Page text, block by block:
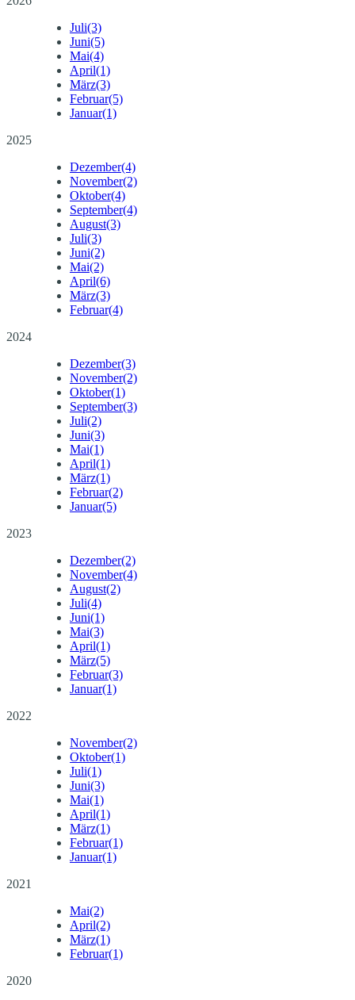
Juli(3)
Juni(5)
Mai(4)
April(1)
März(3)
Februar(5)
Januar(1)
2025
Dezember(4)
November(2)
Oktober(4)
September(4)
August(3)
Juli(3)
Juni(2)
Mai(2)
April(6)
März(3)
Februar(4)
2024
Dezember(3)
November(2)
Oktober(1)
September(3)
Juli(2)
Juni(3)
Mai(1)
April(1)
März(1)
Februar(2)
Januar(5)
2023
Dezember(2)
November(4)
August(2)
Juli(4)
Juni(1)
Mai(3)
April(1)
März(5)
Februar(3)
Januar(1)
2022
November(2)
Oktober(1)
Juli(1)
Juni(3)
Mai(1)
April(1)
März(1)
Februar(1)
Januar(1)
2021
Mai(2)
April(2)
März(1)
Februar(1)
2020